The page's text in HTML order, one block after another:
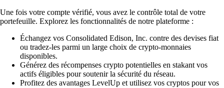
Une fois votre compte vérifié, vous avez le contrôle total de votre
portefeuille. Explorez les fonctionnalités de notre plateforme :
Échangez vos Consolidated Edison, Inc. contre des devises fiat
ou tradez-les parmi un large choix de crypto-monnaies
disponibles.
Générez des récompenses crypto potentielles en stakant vos
actifs éligibles pour soutenir la sécurité du réseau.
Profitez des avantages LevelUp et utilisez vos cryptos pour vos